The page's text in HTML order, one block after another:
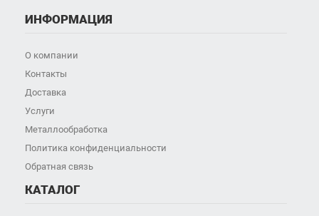
ИНФОРМАЦИЯ
О компании
Контакты
Доставка
Услуги
Металлообработка
Политика конфиденциальности
Обратная связь
КАТАЛОГ